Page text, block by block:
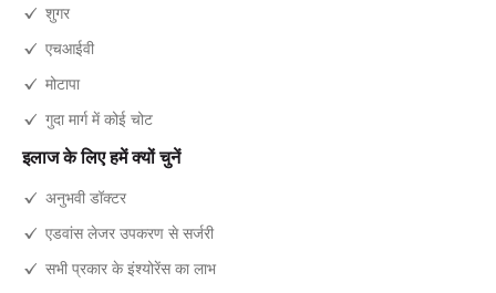
शुगर
एचआईवी
मोटापा
गुदा मार्ग में कोई चोट
इलाज के लिए हमें क्यों चुनें
अनुभवी डॉक्टर
एडवांस लेजर उपकरण से सर्जरी
सभी प्रकार के इंश्योरेंस का लाभ